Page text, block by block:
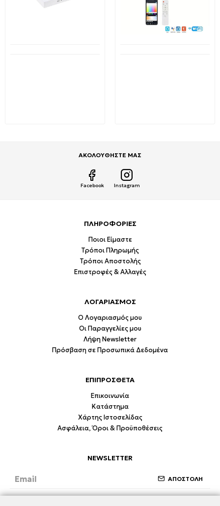
ΑΚΟΛΟΥΘΗΣΤΕ ΜΑΣ
Facebook Instagram
ΠΛΗΡΟΦΟΡΙΕΣ
Ποιοι Είμαστε
Τρόποι Πληρωμής
Τρόποι Αποστολής
Επιστροφές & Αλλαγές
ΛΟΓΑΡΙΑΣΜΟΣ
Ο Λογαριασμός μου
Οι Παραγγελίες μου
Λήψη Newsletter
Πρόσβαση σε Προσωπικά Δεδομένα
ΕΠΙΠΡΟΣΘΕΤΑ
Επικοινωνία
Κατάστημα
Χάρτης Ιστοσελίδας
Ασφάλεια, Όροι & Προϋποθέσεις
NEWSLETTER
ΑΠΟΣΤΟΛΗ